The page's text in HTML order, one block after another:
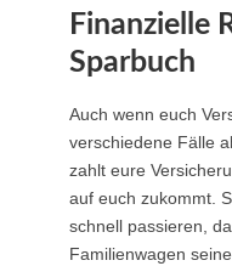
Finanzielle
Sparbuch
Auch wenn euch
verschiedene Fälle
zahlt eure
auf euch zukommt.
schnell passieren,
Familienwagen